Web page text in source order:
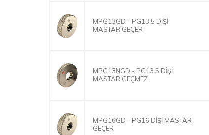
MPG13GD - PG13.5 DİŞİ
MASTAR GEÇER
MPG13NGD - PG13.5 DİŞİ
MASTAR GEÇMEZ
MPG16GD - PG16 DİŞİ MASTAR
GEÇER